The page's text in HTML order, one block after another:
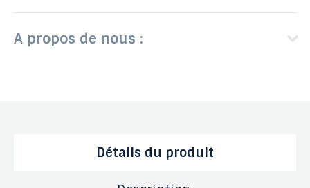
A propos de nous :
Détails du produit